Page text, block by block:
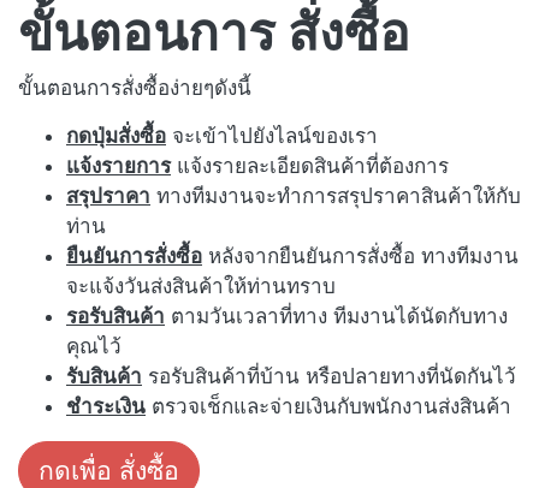
ขั้นตอนการ สั่งซื้อ
ขั้นตอนการสั่งซื้อง่ายๆดังนี้
กดปุ่มสั่งซื้อ จะเข้าไปยังไลน์ของเรา
แจ้งรายการแจ้งรายละเอียดสินค้าที่ต้องการ
สรุปราคา ทางทีมงานจะทำการสรุปราคาสินค้าให้กับ
ท่าน
ยืนยันการสั่งซื้อ หลังจากยืนยันการสั่งซื้อ ทางทีมงาน
จะแจ้งวันส่งสินค้าให้ท่านทราบ
รอรับสินค้า ตามวันเวลาที่ทาง ทีมงานได้นัดกับทาง
คุณไว้
รับสินค้า รอรับสินค้าที่บ้าน หรือปลายทางที่นัดกันไว้
ชำระเงิน ตรวจเช็กและจ่ายเงินกับพนักงานส่งสินค้า
กดเพื่อ สั่งซื้อ